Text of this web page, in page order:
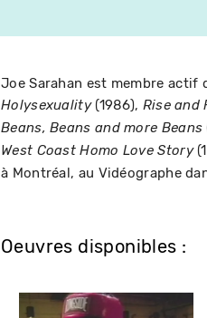
Joe Sarahan est membre actif
Holysexuality(1986), Rise and
Beans, Beans and more Beans
West Coast Homo Love Story
à Montréal, au Vidéographe
Oeuvres disponibles :